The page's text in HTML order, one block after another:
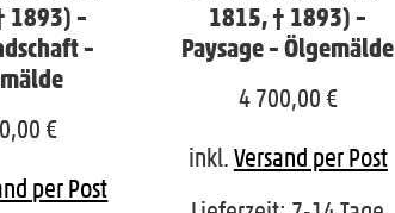
1893) –
–
€
per Post
1815, † 1893) –
Paysage – Ölgemälde
4 700,00 €
inkl.Versand per Post